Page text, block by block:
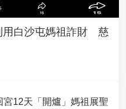
用白沙屯媽祖詐財 慈
宮12天「開爐」媽祖展聖